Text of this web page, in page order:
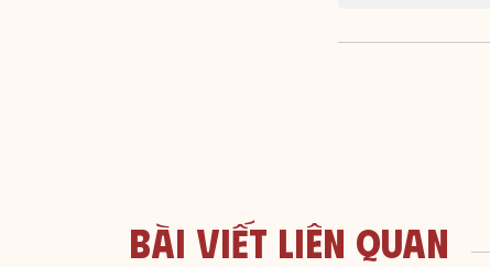
Bài Viết Liên Quan